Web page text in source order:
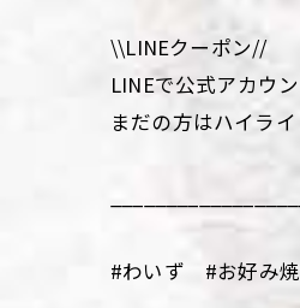
\\LINEクーポン//
LINEで公式アカウ
まだの方はハイラ
#わいず #お好み